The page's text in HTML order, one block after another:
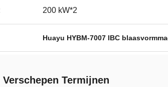
200 kW*2
Huayu HYBM-7007 IBC
Termijnen